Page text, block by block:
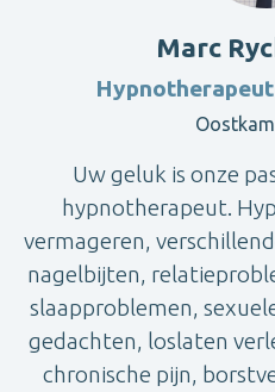
Marc
Uw geluk is onze
hypnotherapeut.
vermageren,
nagelbijten,
slaapproblemen,
gedachten, loslaten
chronische pijn,